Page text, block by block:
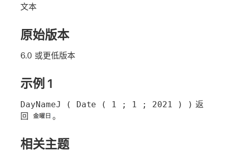
文本
原始版本
6.0 或更低版本
示例 1
DayNameJ ( Date ( 1 ; 1 ; 2021 ) ) 返
回
。
相关主题